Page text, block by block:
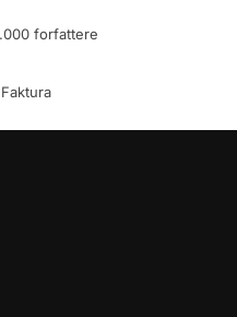
forfattere